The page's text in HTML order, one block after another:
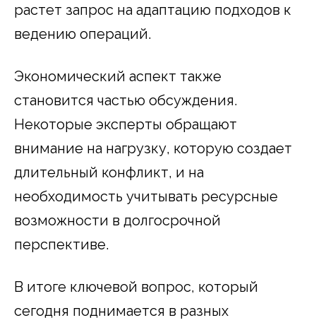
растет запрос на адаптацию подходов к
ведению операций.
Экономический аспект также
становится частью обсуждения.
Некоторые эксперты обращают
внимание на нагрузку, которую создает
длительный конфликт, и на
необходимость учитывать ресурсные
возможности в долгосрочной
перспективе.
В итоге ключевой вопрос, который
сегодня поднимается в разных